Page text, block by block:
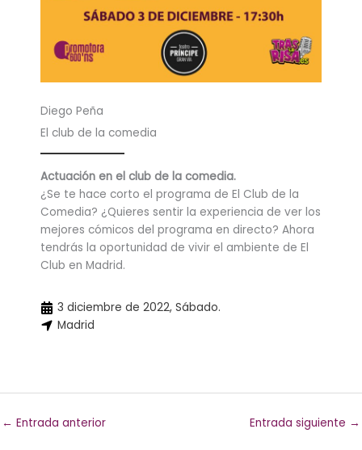
Diego Peña
El club de la comedia
Actuación en el club de la comedia.
¿Se te hace corto el programa de El Club de la
Comedia? ¿Quieres sentir la experiencia de ver los
mejores cómicos del programa en directo? Ahora
tendrás la oportunidad de vivir el ambiente de El
Club en Madrid.
3 diciembre de 2022, Sábado.
Madrid
← Entrada anterior Entrada siguiente →